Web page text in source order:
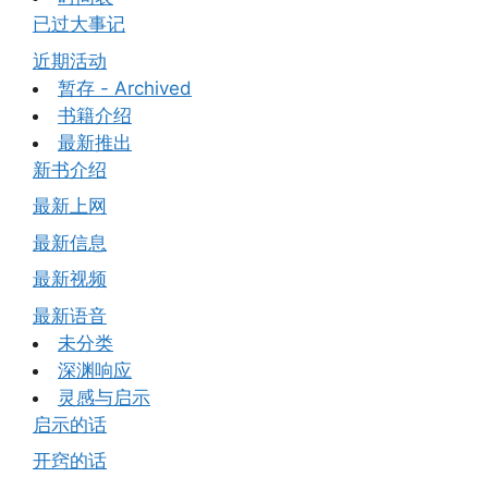
已过大事记
近期活动
暂存 - Archived
书籍介绍
最新推出
新书介绍
最新上网
最新信息
最新视频
最新语音
未分类
深渊响应
灵感与启示
启示的话
开窍的话